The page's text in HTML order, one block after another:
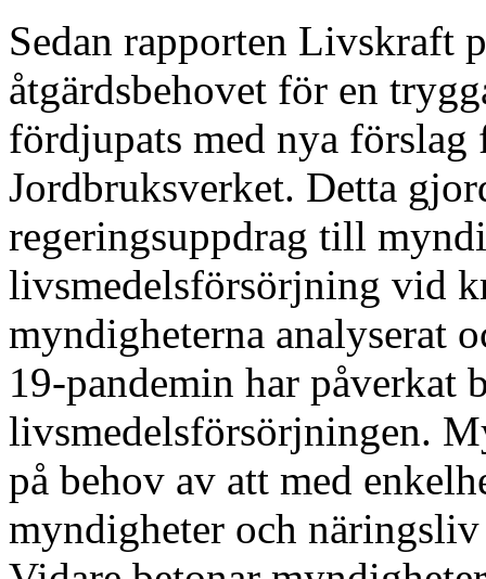
Sedan rapporten Livskraft
åtgärdsbehovet för en
fördjupats med nya
Jordbruksverket. Detta
regeringsuppdrag till
livsmedelsförsörjning vid
myndigheterna analyserat
19-pandemin har påverkat
livsmedelsförsörjningen.
på behov av att med
myndigheter och